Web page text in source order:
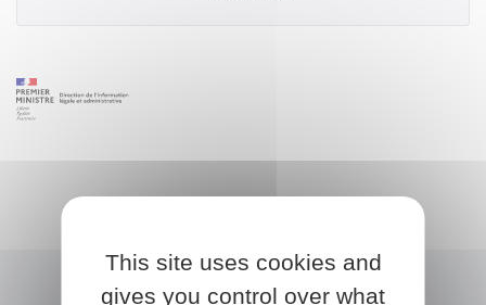
This site uses cookies and
gives you control over what